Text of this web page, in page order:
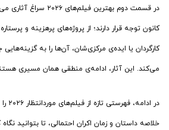
در قسمت دوم بهترین
کانون توجه قرار دارند؛ از پروژه‌های پرهزینه و
کارگردان یا ایده‌ی مرکزی‌شان، آن‌ها را به
می‌کند. این آثار، ادامه‌ی منطقی همان مسیری
در
خلاصه داستان و زمان اکران احتمالی، تا بتوانید